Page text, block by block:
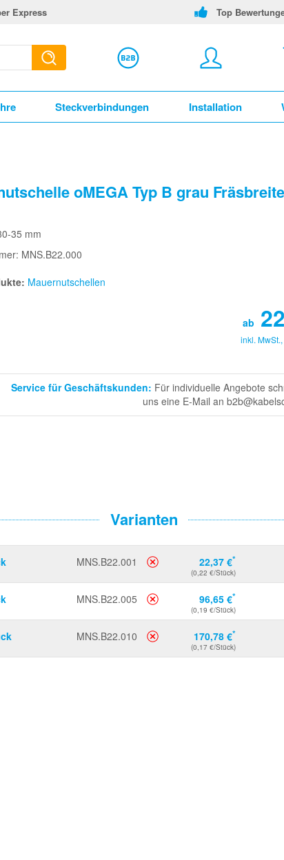
Express Top
Steckverbindungen Installation
oMEGA Typ B grau
35 mm
MNS.B22.000
Mauernutschellen
ab
inkl.
Service für Geschäftskunden: Für individuelle Angebote
uns eine E-Mail an
Varianten
MNS.B22.001 22,37 €*
(0,22 €/Stück)
MNS.B22.005 96,65 €*
(0,19 €/Stück)
MNS.B22.010 170,78 €*
(0,17 €/Stück)